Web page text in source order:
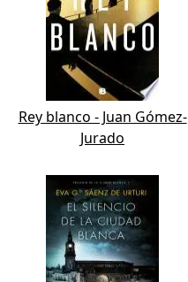
Rey blanco - Juan Gómez-
Jurado